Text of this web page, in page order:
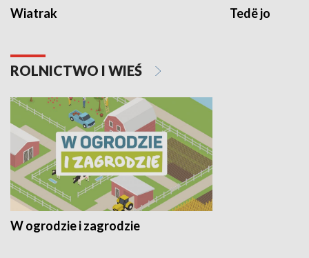
Wiatrak Tedë jo
ROLNICTWO I WIEŚ
W ogrodzie i zagrodzie